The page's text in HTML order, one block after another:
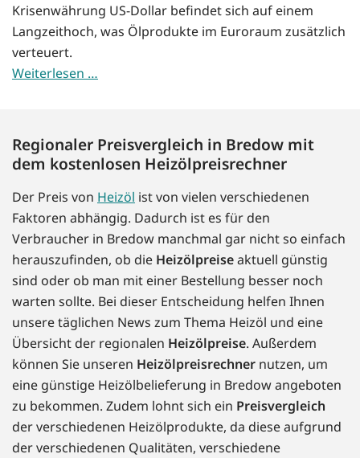
Krisenwährung US-Dollar befindet sich auf einem
Langzeithoch, was Ölprodukte im Euroraum zusätzlich
verteuert.
Weiterlesen …
Regionaler Preisvergleich in Bredow mit
dem kostenlosen Heizölpreisrechner
Der Preis von Heizöl ist von vielen verschiedenen
Faktoren abhängig. Dadurch ist es für den
Verbraucher in Bredow manchmal gar nicht so einfach
herauszufinden, ob die Heizölpreiseaktuell günstig
sind oder ob man mit einer Bestellung besser noch
warten sollte. Bei dieser Entscheidung helfen Ihnen
unsere täglichen News zum Thema Heizöl und eine
Übersicht der regionalen Heizölpreise. Außerdem
können Sie unseren Heizölpreisrechner nutzen, um
eine günstige Heizölbelieferung in Bredow angeboten
zu bekommen. Zudem lohnt sich ein Preisvergleich
der verschiedenen Heizölprodukte, da diese aufgrund
der verschiedenen Qualitäten, verschiedene